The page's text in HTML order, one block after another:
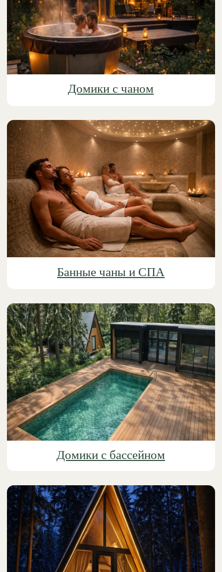
Обратный звонок
Забронировать
Банные чаны и Спа
Наши домики
Как добраться
Панорамные дома
А-фрейм дома
Барн-хаусы
© 2025 все права защищены
Правила проживания и бронирования
Договор оферты
Анкета гостя
Разработка сайта
elkipalkii@list.ru
ИНН: 503302863676
*принадлежит Meta, деятельность которой запрещена в
РФ